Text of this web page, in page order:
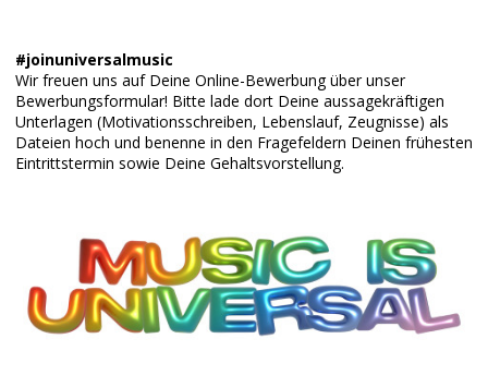
#joinuniversalmusic
Wir freuen uns auf Deine Online-Bewerbung über unser
Bewerbungsformular! Bitte lade dort Deine aussagekräftigen
Unterlagen (Motivationsschreiben, Lebenslauf, Zeugnisse) als
Dateien hoch und benenne in den Fragefeldern Deinen frühesten
Eintrittstermin sowie Deine Gehaltsvorstellung.